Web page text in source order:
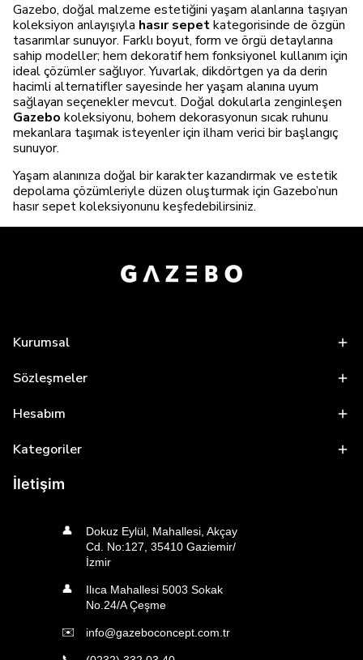
Gazebo, doğal malzeme estetiğini yaşam alanlarına taşıyan
koleksiyon anlayışıyla hasır sepetkategorisinde de özgün
tasarımlar sunuyor. Farklı boyut, form ve örgü detaylarına
sahip modeller; hem dekoratif hem fonksiyonel kullanım için
ideal çözümler sağlıyor. Yuvarlak, dikdörtgen ya da derin
hacimli alternatifler sayesinde her yaşam alanına uyum
sağlayan seçenekler mevcut. Doğal dokularla zenginleşen
Gazebo koleksiyonu, bohem dekorasyonun sıcak ruhunu
mekanlara taşımak isteyenler için ilham verici bir başlangıç
sunuyor.
Yaşam alanınıza doğal bir karakter kazandırmak ve estetik
depolama çözümleriyle düzen oluşturmak için Gazebo’nun
hasır sepet koleksiyonunu keşfedebilirsiniz.
Kurumsal
Sözleşmeler
Hesabım
Kategoriler
İletişim
👤
Dokuz Eylül, Mahallesi, Akçay
Cd. No:127, 35410 Gaziemir/
İzmir
👤
Ilıca Mahallesi 5003 Sokak
No.24/A Çeşme
✉️ info@gazeboconcept.com.tr